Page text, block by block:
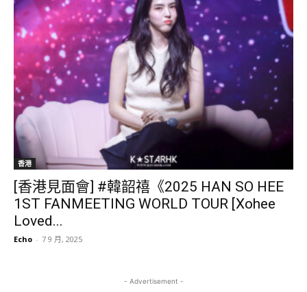
香港
[香港見面會] #韓韶禧《2025 HAN SO HEE
1ST FANMEETING WORLD TOUR [Xohee
Loved...
Echo - 7 9 月, 2025
- Advertisement -